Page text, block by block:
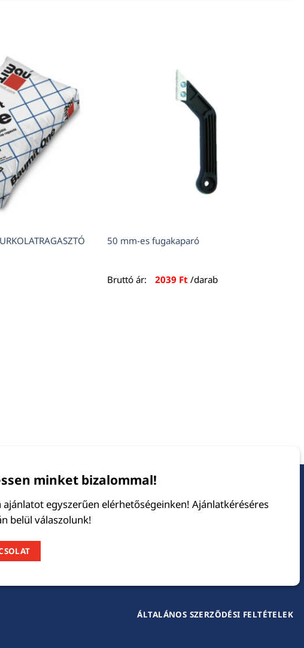
50 mm-es fugakaparó
Bruttó ár: 2039 Ft /darab
minket bizalommal!
ajánlatot egyszerűen elérhetőségeinken! Ajánlatkéréséres
belül válaszolunk!
ÁLTALÁNOS SZERZŐDÉSI FELTÉTELEK